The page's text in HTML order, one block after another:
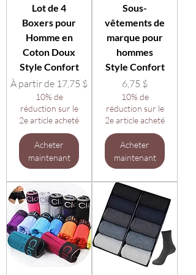
Lot de 4
Boxers pour
Homme en
Coton Doux
Style Confort
À partir de 17,75 $
Prix promotionnel
10% de
réduction sur le
2e article acheté
Acheter
maintenant
Sous-
vêtements de
marque pour
hommes
Style Confort
Prix
6,75 $
10% de
réduction sur le
2e article acheté
Acheter
maintenant